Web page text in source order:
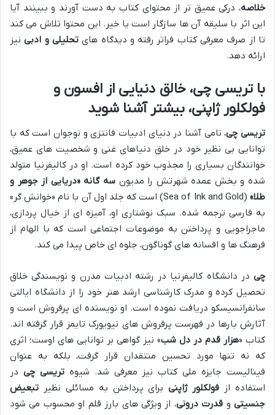
خلاصه، درکی عمیق تر از محتوای کتاب به دست آورند و ببینند آیا
این اثر با سلیقه آن ها سازگار است یا خیر. این محتوا تلاش می کند
تا از صرف معرفی کتاب فراتر رفته و دیدگاه هایتحلیلی و ادبینیز
ارائه دهد.
با تریسی چی، خالق دنیایی از افسون و
فولکلور ژاپنی، بیشتر آشنا شوید
تریسی چی، نامی آشنا در دنیای ادبیات فانتزی و نوجوان است که با
توانایی بی نظیر خود در خلق دنیاهای غنی و شخصیت های عمیق،
خوانندگان بسیاری را مجذوب خود کرده است. او در کالیفرنیا متولد
شده و بخش عمده شهرتش را مدیونسه گانه «دریایی از جوهر و
طلا»
(Sea of Ink and Gold) است که جلد اول آن با نام «خوانش گر»
به فارسی ترجمه شده. سبک نوشتاری او، آمیزه ای از خیال پردازی،
ماجراجویی و پرداختن به موضوعات اجتماعی است که با الهام از
فرهنگ ها و افسانه های گوناگون، جلوه ای خاص پیدا می کند.
چی در دانشگاه کالیفرنیا در رشته ادبیات مدرن و نویسندگی خلاق
تحصیل کرده و مدرک کارشناسی ارشد هنر خود را از دانشگاه ایالتی
سانفرانسیسکو دریافت نموده است. او نویسنده ای پرفروش است و
آثارش بارها در فهرست پرفروش های نیویورک تایمز قرار گرفته اند.
کتاب «هزار قدم در دل شب» نیز گواهی بر توانایی های اوست؛ اثری
که نه تنها مورد تحسین منتقدان قرار گرفت، بلکه به عنوان
فینالیست جایزه ملی کتاب نیز معرفی شد. شیوهتریسی چی در
استفاده از فولکلور ژاپنیبرای پرداختن به مسائلی نظیر تبعیض
جنسیتیو قدرت درونی، از ویژگی های بارز قلم او محسوب می شود